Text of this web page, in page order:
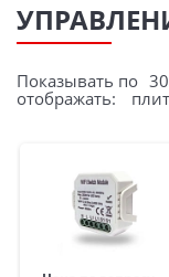
Показывать по 30
отображать: